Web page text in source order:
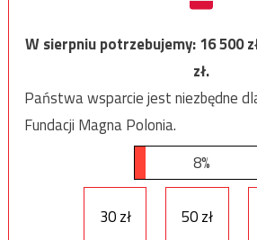
W sierpniu potrzebujemy:16 500
zł.
Państwa wsparcie jest niezbędne
Fundacji Magna Polonia.
8%
30 zł 50 zł